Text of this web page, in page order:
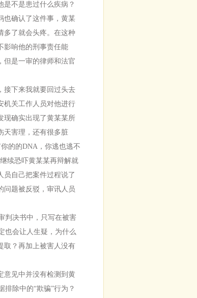
不是患过什么疾病？
也确认了这件事，黄某
多了就会头疼。在这种
影响他的刑事责任能
但是一审的律师和法官
下来我就要回过头去
机关工作人员对他进行
现确实出现了黄某某所
天害理，还有很多脏
的的DNA，你逃也逃不
续恐吓黄某某再辩解就
员自己把案件过程说了
问题被反驳，审讯人员
决书中，只写在被害
也会让人生疑，为什么
取？再加上被害人没有
见中并没有检测到黄
除中的“欺骗”行为？